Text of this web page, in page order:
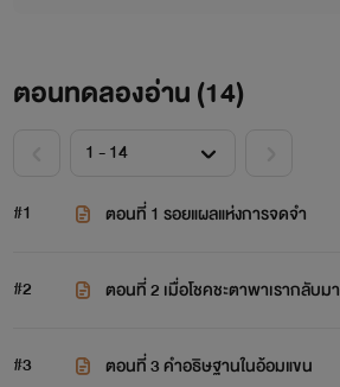
ตอนทดลองอ่าน (14)
#1 ตอนที่ 1 รอยแผลแห่งการจดจำ
#2 ตอนที่ 2 เมื่อโชคชะตาพาเรากลับมา
#3 ตอนที่ 3 คำอธิษฐานในอ้อมแขน